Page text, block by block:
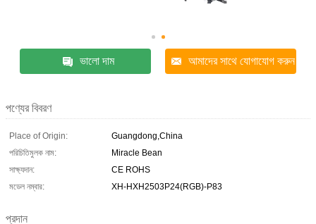
ভালো দাম আমাদের সাথে যোগাযোগ করুন
পণ্যের বিবরণ
Place of Origin:
Guangdong,China
পরিচিতিমুলক নাম:
Miracle Bean
সাক্ষ্যদান:
CE ROHS
মডেল নম্বার:
XH-HXH2503P24(RGB)-P83
প্রদান